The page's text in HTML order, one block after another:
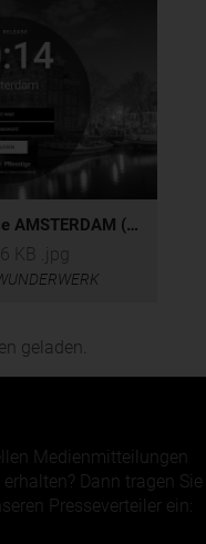
PResstige Release AMSTERDAM (2014)
KB .jpg
geladen.
Medienmitteilungen
Dann tragen Sie
Presseverteiler ein: